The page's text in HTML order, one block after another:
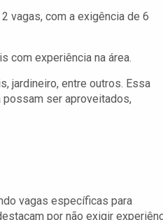
vagas, com a exigência de 6
com experiência na área.
jardineiro, entre outros. Essa
ser aproveitados,
vagas específicas para
por não exigir